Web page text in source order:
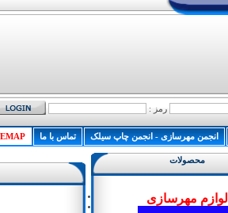
رمز :
انجمن مهرسازی - انجمن چاپ سیلک تماس با ما
محصولات
لوازم مهرسازی